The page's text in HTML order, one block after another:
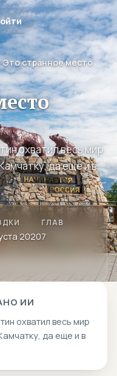
странное место
охватил весь мир
да еще и в
2020
ГЛАВ
7
ИИ
охватил весь мир
да еще и в